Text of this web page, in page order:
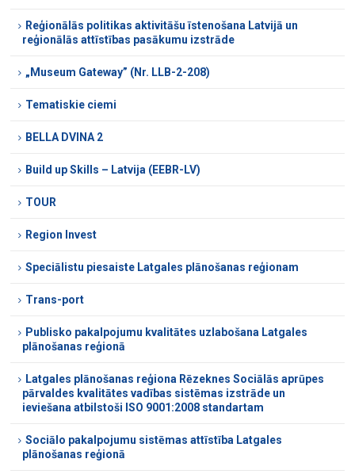
Reģionālās politikas aktivitāšu īstenošana Latvijā un
reģionālās attīstības pasākumu izstrāde
„Museum Gateway” (Nr. LLB-2-208)
Tematiskie ciemi
BELLA DVINA 2
Build up Skills – Latvija (EEBR-LV)
TOUR
Region Invest
Speciālistu piesaiste Latgales plānošanas reģionam
Trans-port
Publisko pakalpojumu kvalitātes uzlabošana Latgales
plānošanas reģionā
Latgales plānošanas reģiona Rēzeknes Sociālās aprūpes
pārvaldes kvalitātes vadības sistēmas izstrāde un
ieviešana atbilstoši ISO 9001:2008 standartam
Sociālo pakalpojumu sistēmas attīstība Latgales
plānošanas reģionā